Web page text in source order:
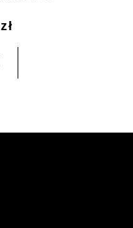
zł